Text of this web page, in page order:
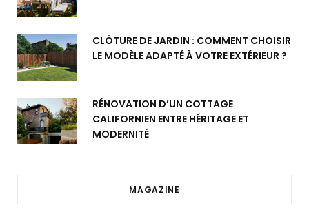
CLÔTURE DE JARDIN : COMMENT CHOISIR
LE MODÈLE ADAPTÉ À VOTRE EXTÉRIEUR ?
RÉNOVATION D’UN COTTAGE
CALIFORNIEN ENTRE HÉRITAGE ET
MODERNITÉ
MAGAZINE